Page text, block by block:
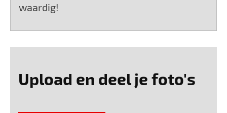
waardig!
Upload en deel je foto's